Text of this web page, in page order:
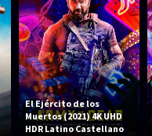
El Ejército de los
Muertos (2021) 4K UHD
HDR Latino Castellano